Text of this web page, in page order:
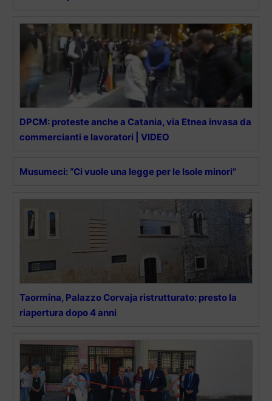
DPCM: proteste anche a Catania, via Etnea invasa da
commercianti e lavoratori | VIDEO
Musumeci: “Ci vuole una legge per le Isole minori”
Taormina, Palazzo Corvaja ristrutturato: presto la
riapertura dopo 4 anni